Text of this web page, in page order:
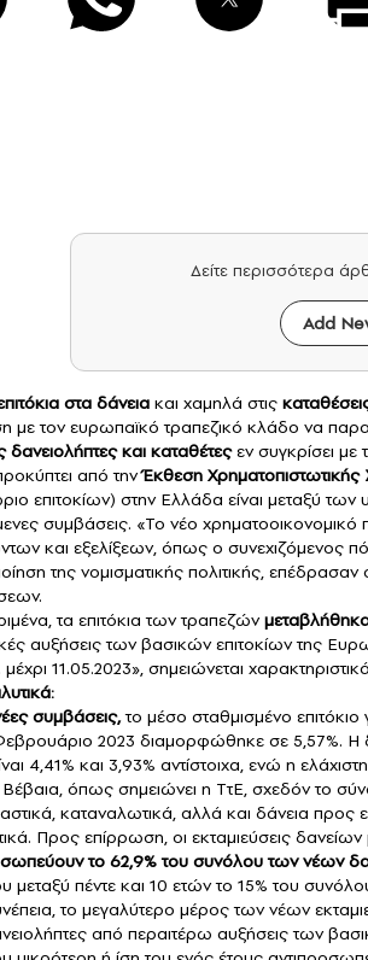
Δείτε περισσότερα
Add
στα δάνεια και χαμηλά στις
με τον ευρωπαϊκό τραπεζικό κλάδο να
δανειολήπτες και καταθέτεςεν συγκρίσει
από τηνΈκθεση
επιτοκίων) στην Ελλάδα είναι μεταξύ
συμβάσεις. «Το νέο
και εξελίξεων, όπως ο συνεχιζόμενος
της νομισματικής πολιτικής,
τα επιτόκια των τραπεζών
αυξήσεις των βασικών επιτοκίων της
11.05.2023», σημειώνεται
συμβάσεις,το μέσο σταθμισμένο
2023 διαμορφώθηκε σε 5,57%. Η
4,41% και 3,93% αντίστοιχα, ενώ η
Βέβαια, όπως σημειώνει η ΤτΕ, σχεδόν το
καταναλωτικά, αλλά και δάνεια προς
Προς επίρρωση, οι εκταμιεύσεις
το 62,9% του συνόλου των νέων
μεταξύ πέντε και 10 ετών το 15% του
το μεγαλύτερο μέρος των νέων
από περαιτέρω αυξήσεις των